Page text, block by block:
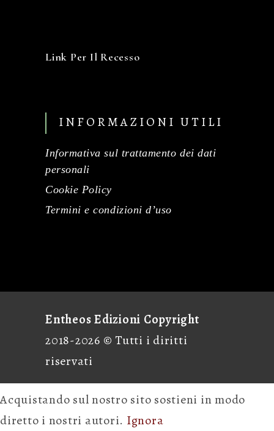
Link Per Il Recesso
INFORMAZIONI UTILI
Informativa sul trattamento dei dati
personali
Cookie Policy
Termini e condizioni d’uso
Entheos Edizioni Copyright
2018-2026 © Tutti i diritti
riservati
Acquistando sul nostro sito sostieni in modo
diretto i nostri autori. Ignora